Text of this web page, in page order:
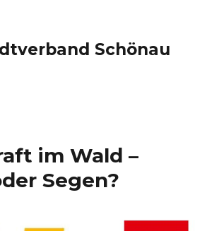
Schönau
im Wald –
Segen?